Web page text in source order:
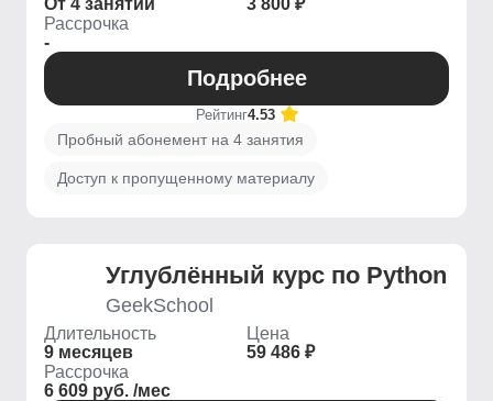
От 4 занятий
3 800 ₽
Рассрочка
-
Подробнее
Рейтинг4.53
Пробный абонемент на 4 занятия
Доступ к пропущенному материалу
Углублённый курс по Python
GeekSchool
Длительность
9 месяцев
Цена
59 486 ₽
Рассрочка
6 609 руб. /мес